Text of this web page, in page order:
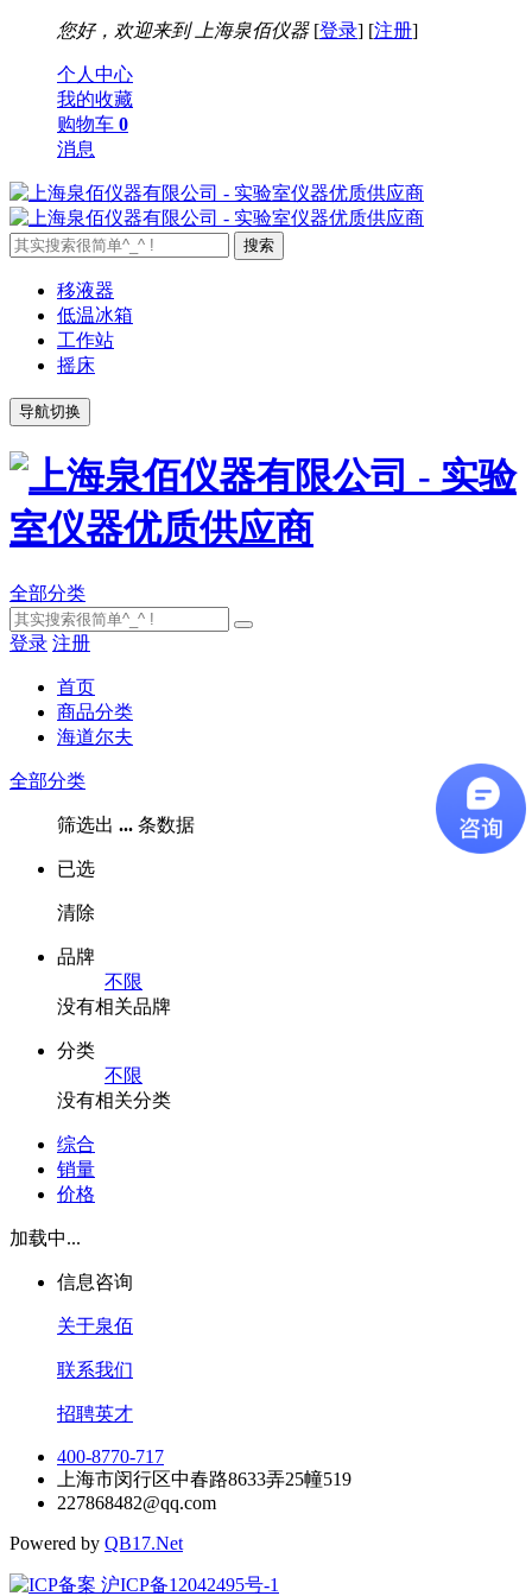
您好，欢迎来到 上海泉佰仪器[登录] [注册]
个人中心
我的收藏
购物车 0
消息
移液器
低温冰箱
工作站
摇床
导航切换
全部分类
登录 注册
首页
商品分类
海道尔夫
全部分类
筛选出 ... 条数据
已选
清除
品牌
不限
没有相关品牌
分类
不限
没有相关分类
综合
销量
价格
加载中...
信息咨询
关于泉佰
联系我们
招聘英才
400-8770-717
上海市闵行区中春路8633弄25幢519
227868482@qq.com
Powered by QB17.Net
沪ICP备12042495号-1